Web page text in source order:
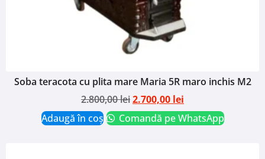
Soba teracota cu plita mare Maria 5R maro inchis M2
2.800,00lei2.700,00 lei
Adaugă în coș
Comandă pe WhatsApp